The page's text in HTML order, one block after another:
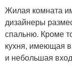
Жилая комната
дизайнеры
спальню. Кроме
кухня, имеющая
и небольшая